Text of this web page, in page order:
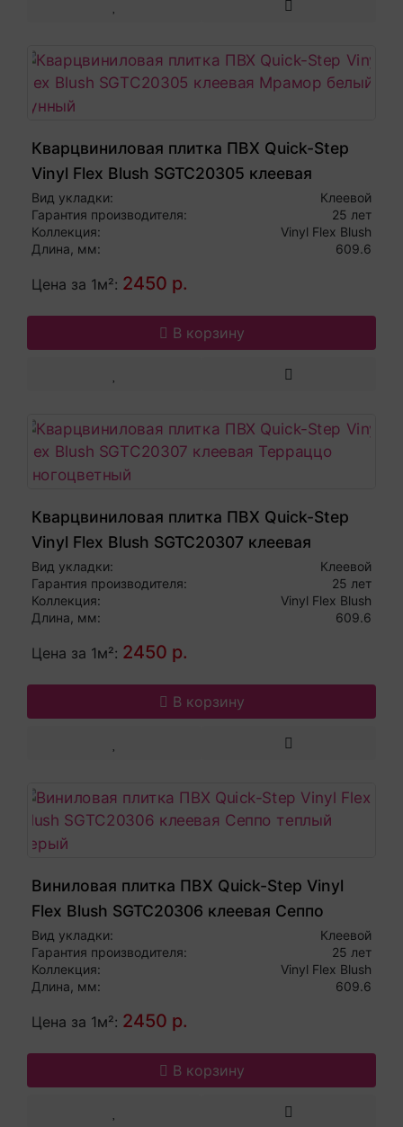
Кварцвиниловая плитка ПВХ Quick-Step
Vinyl Flex Blush SGTC20305 клеевая
Мрамор белый лунный
Вид укладки:
Клеевой
Гарантия производителя:
25 лет
Коллекция:
Vinyl Flex Blush
Длина, мм:
609.6
Цена за 1м²: 2450 р.
В корзину
Кварцвиниловая плитка ПВХ Quick-Step
Vinyl Flex Blush SGTC20307 клеевая
Терраццо многоцветный
Вид укладки:
Клеевой
Гарантия производителя:
25 лет
Коллекция:
Vinyl Flex Blush
Длина, мм:
609.6
Цена за 1м²: 2450 р.
В корзину
Виниловая плитка ПВХ Quick-Step Vinyl
Flex Blush SGTC20306 клеевая Сеппо
теплый серый
Вид укладки:
Клеевой
Гарантия производителя:
25 лет
Коллекция:
Vinyl Flex Blush
Длина, мм:
609.6
Цена за 1м²: 2450 р.
В корзину